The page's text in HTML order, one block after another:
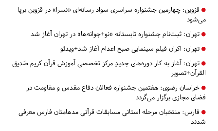
قزوین: چهارمین جشنواره سراسری سواد رسانه‌ای «نسرا» در قزوین برپا
می‌شود
تهران: ثبت‌نام جشنواره تابستانه «نو+جوانه‌ها» در تهران آغاز شد
تهران: اکران فیلم سینمایی صبح اعدام آغاز شد+ویدئو
تهران: آغاز به کار دوره‌های جدیدِ مرکز تخصصی آموزش قرآن کریم صَدیق
القرآن+تصویر
خراسان رضوی: هفتمین جشنواره فعالان دفاع مقدس و مقاومت در
فضای مجازی برگزار می‌گردد
فارس: منتخبان مرحله استانی مسابقات قرآنی مدهامتان فارس معرفی
شدند